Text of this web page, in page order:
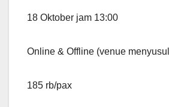
18 Oktober jam 13:00
Online & Offline (venue
185 rb/pax